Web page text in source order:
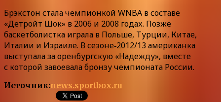
Брэкстон стала чемпионкой WNBA в составе
«Детройт Шок» в 2006 и 2008 годах. Позже
баскетболистка играла в Польше, Турции, Китае,
Италии и Израиле. В сезоне‑2012/13 американка
выступала за оренбургскую «Надежду», вместе
с которой завоевала бронзу чемпионата России.
Источник:news.sportbox.ru